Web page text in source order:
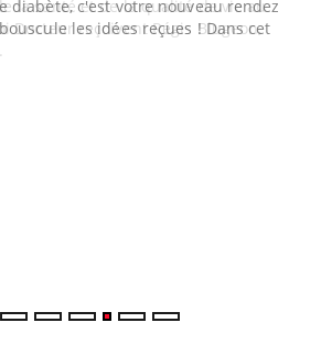
diabète, c'est votre nouveau rendez-
les idées reçues ! Dans cet
la santé et de la qualité de vie au
Docteur reçoivent Régis Blugeon,